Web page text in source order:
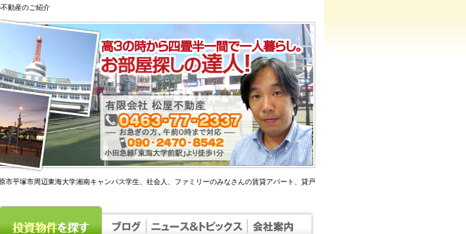
動産のご紹介
平塚市周辺東海大学湘南キャンパス学生、社会人、ファミリーのみなさんの賃貸アパート、貸戸